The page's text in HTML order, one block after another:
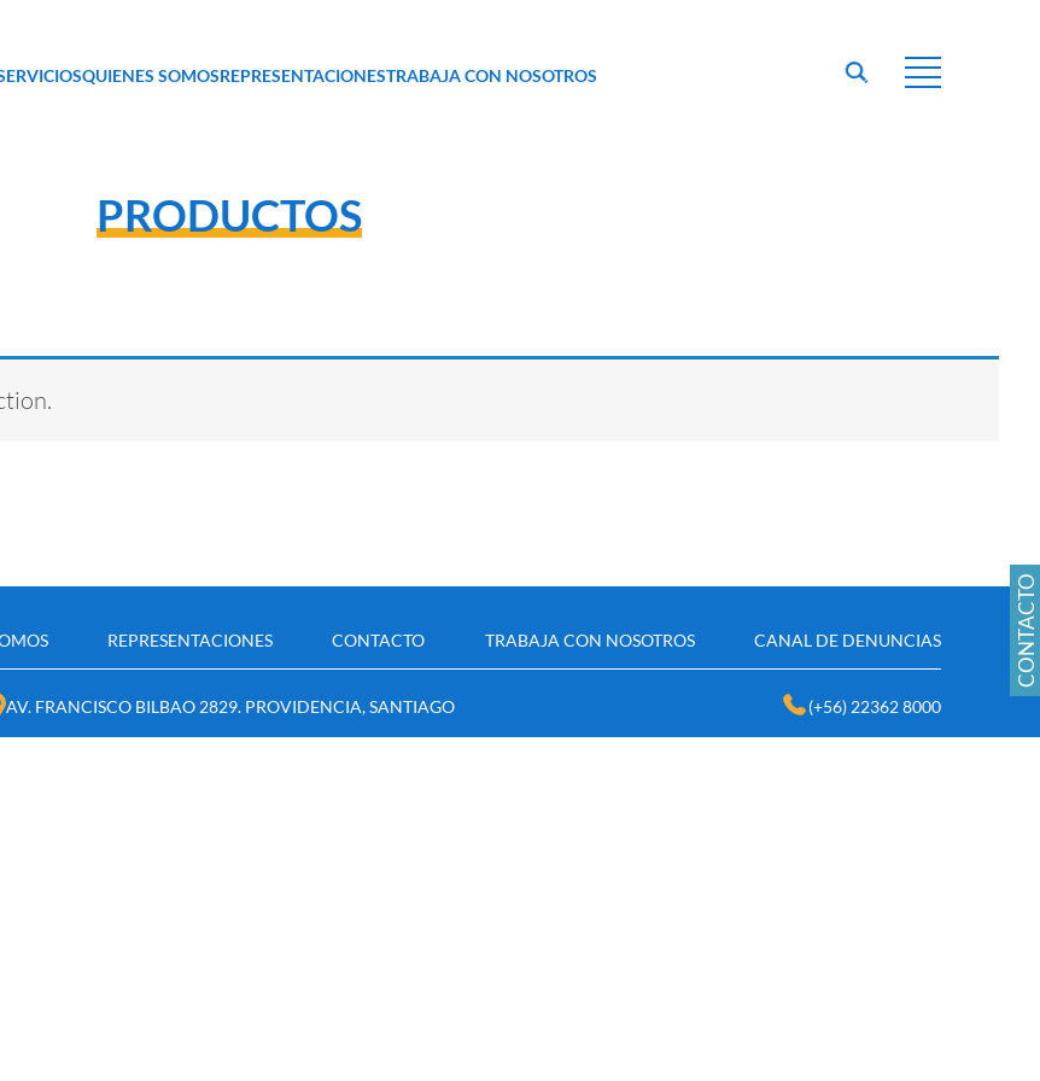
QUIENES SOMOSREPRESENTACIONESTRABAJA CON NOSOTROS
PRODUCTOS
REPRESENTACIONES CONTACTO TRABAJA CON NOSOTROS CANAL DE DENUNCIAS
AV. FRANCISCO BILBAO 2829. PROVIDENCIA, SANTIAGO (+56) 22362 8000
CONTACTO